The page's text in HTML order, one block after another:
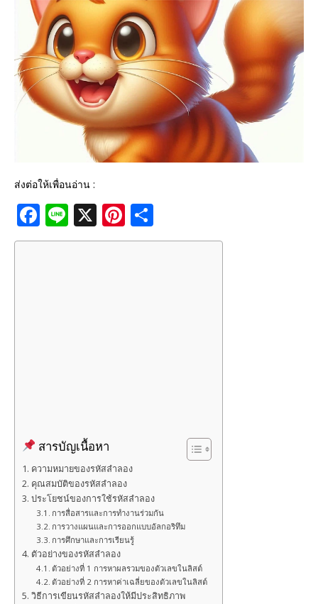
ส่งต่อให้เพื่อนอ่าน :
F
a
Li
n
X Pi
n h
สารบัญเนื้อหา
ความหมายของรหัสลำลอง
คุณสมบัติของรหัสลำลอง
ประโยชน์ของการใช้รหัสลำลอง
การสื่อสารและการทำงานร่วมกัน
การวางแผนและการออกแบบอัลกอริทึม
การศึกษาและการเรียนรู้
ตัวอย่างของรหัสลำลอง
ตัวอย่างที่ 1 การหาผลรวมของตัวเลขในลิสต์
ตัวอย่างที่ 2 การหาค่าเฉลี่ยของตัวเลขในลิสต์
วิธีการเขียนรหัสลำลองให้มีประสิทธิภาพ